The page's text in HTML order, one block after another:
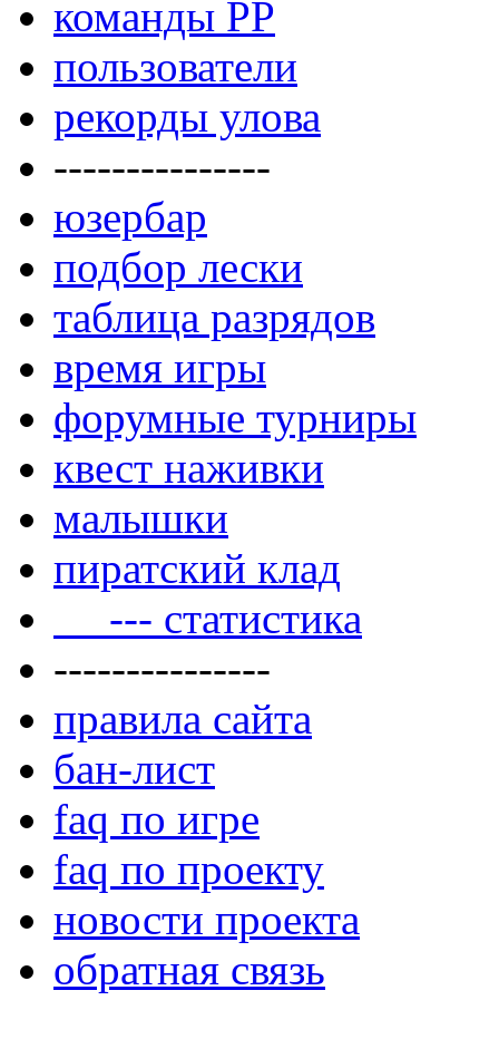
команды РР
пользователи
рекорды улова
---------------
юзербар
подбор лески
таблица разрядов
время игры
форумные турниры
квест наживки
малышки
пиратский клад
--- статистика
---------------
правила сайта
бан-лист
faq по игре
faq по проекту
новости проекта
обратная связь